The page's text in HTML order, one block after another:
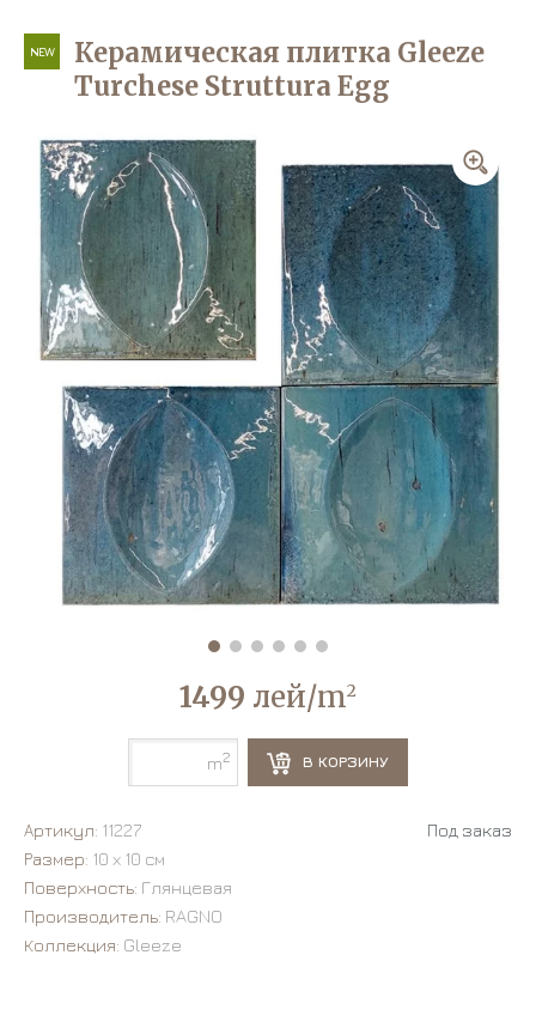
NEW
Керамическая плитка Gleeze
Turchese Struttura Egg
1499 лей/m2
m2 В КОРЗИНУ
Артикул: 11227
Под заказ
Размер: 10 х 10 см
Поверхность: Глянцевая
Производитель: RAGNO
Коллекция: Gleeze